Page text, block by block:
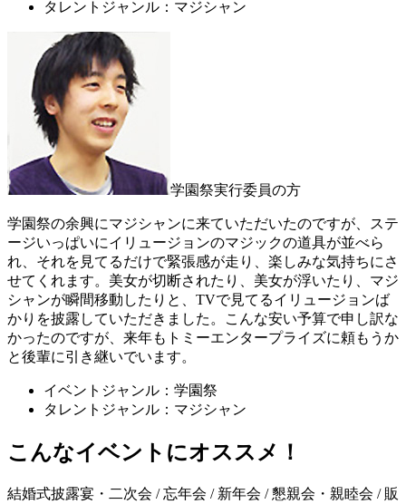
タレントジャンル：マジシャン
学園祭実行委員の方
学園祭の余興にマジシャンに来ていただいたのですが、ステ
ージいっぱいにイリュージョンのマジックの道具が並べら
れ、それを見てるだけで緊張感が走り、楽しみな気持ちにさ
せてくれます。美女が切断されたり、美女が浮いたり、マジ
シャンが瞬間移動したりと、TVで見てるイリュージョンば
かりを披露していただきました。こんな安い予算で申し訳な
かったのですが、来年もトミーエンタープライズに頼もうか
と後輩に引き継いでいます。
イベントジャンル：学園祭
タレントジャンル：マジシャン
こんなイベントにオススメ！
結婚式披露宴・二次会 / 忘年会 / 新年会 / 懇親会・親睦会 / 販